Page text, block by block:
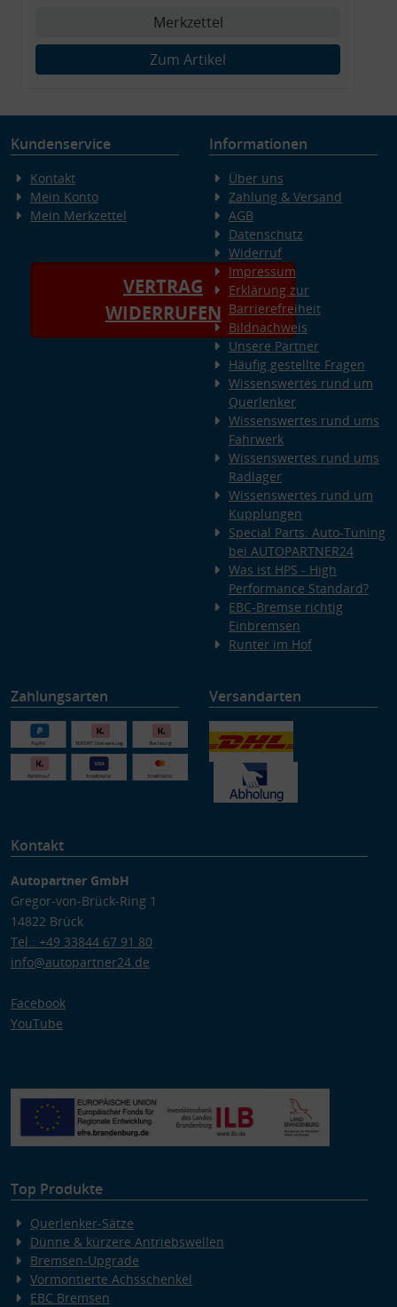
Merkzettel
Zum Artikel
Kundenservice
Kontakt
Mein Konto
Mein Merkzettel
VERTRAG
WIDERRUFEN
Informationen
Über uns
Zahlung & Versand
AGB
Datenschutz
Widerruf
Impressum
Erklärung zur
Barrierefreiheit
Bildnachweis
Unsere Partner
Häufig gestellte Fragen
Wissenswertes rund um
Querlenker
Wissenswertes rund ums
Fahrwerk
Wissenswertes rund ums
Radlager
Wissenswertes rund um
Kupplungen
Special Parts: Auto-Tuning
bei AUTOPARTNER24
Was ist HPS - High
Performance Standard?
EBC-Bremse richtig
Einbremsen
Runter im Hof
Zahlungsarten Versandarten
Kontakt
Autopartner GmbH
Gregor-von-Brück-Ring 1
14822 Brück
Tel.: +49 33844 67 91 80
info@autopartner24.de
Facebook
YouTube
Top Produkte
Querlenker-Sätze
Dünne & kürzere Antriebswellen
Bremsen-Upgrade
Vormontierte Achsschenkel
EBC Bremsen